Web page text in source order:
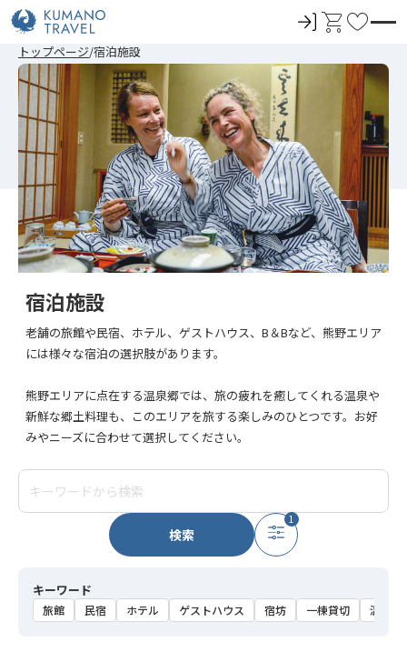
ロ
イ
ン
カ
ト
お
に
入
り
トップページ 宿泊施設
宿泊施設
老舗の旅館や民宿、ホテル、ゲストハウス、B＆Bなど、熊野エリア
には様々な宿泊の選択肢があります。
熊野エリアに点在する温泉郷では、旅の疲れを癒してくれる温泉や
新鮮な郷土料理も、このエリアを旅する楽しみのひとつです。お好
みやニーズに合わせて選択してください。
検索
1
キーワード
旅館 民宿 ホテル ゲストハウス 宿坊 一棟貸切 温泉